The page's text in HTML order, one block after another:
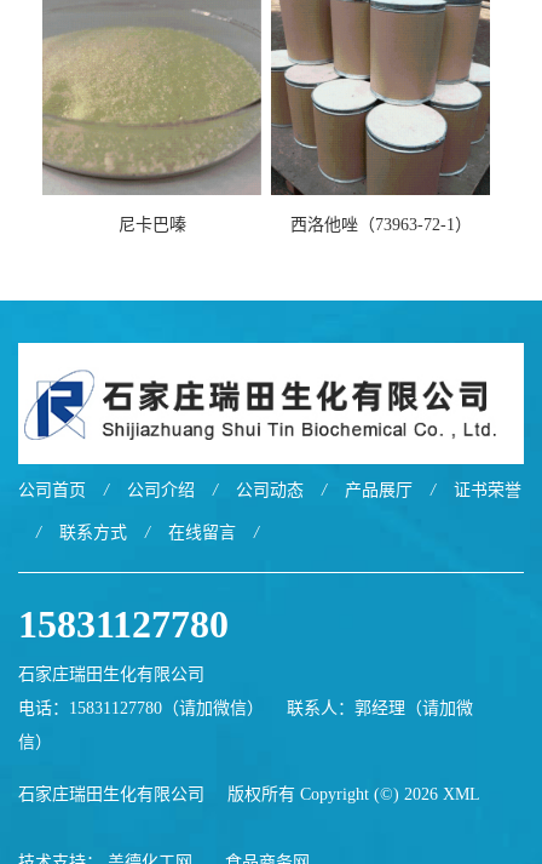
尼卡巴嗪 西洛他唑（73963-72-1）
公司首页 / 公司介绍 / 公司动态 / 产品展厅 / 证书荣誉
/ 联系方式 / 在线留言 /
15831127780
石家庄瑞田生化有限公司
电话：15831127780（请加微信）
联系人：郭经理（请加微
信）
石家庄瑞田生化有限公司 版权所有 Copyright (©) 2026 XML